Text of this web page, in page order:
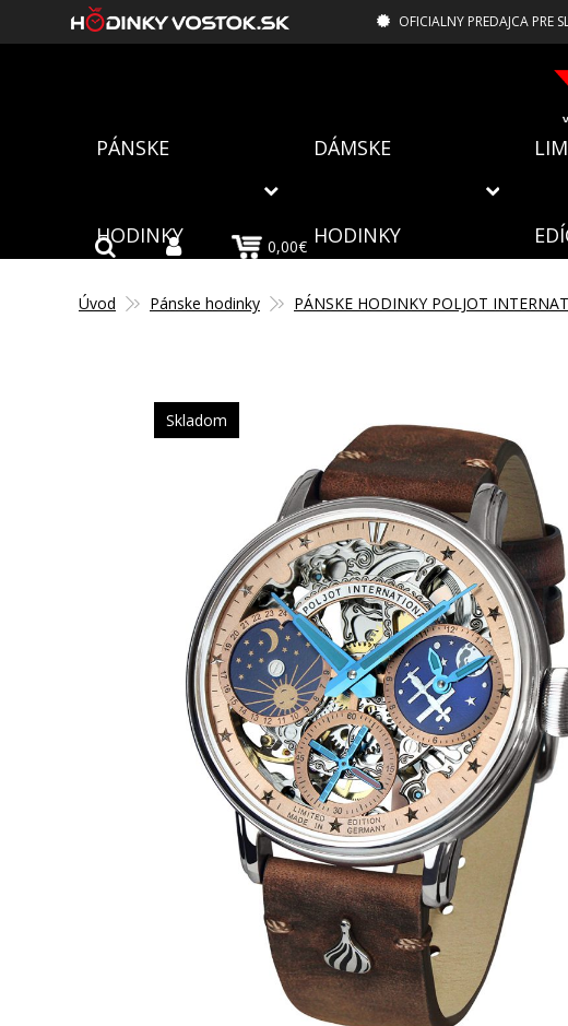
OFICIALNY PREDAJCA PRE
PÁNSKE
HODINKY
DÁMSKE
HODINKY
0,00€
Úvod Pánske hodinky PÁNSKE HODINKY POLJOT
Skladom